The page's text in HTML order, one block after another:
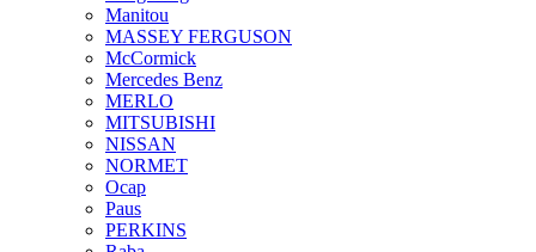
Manitou
MASSEY FERGUSON
McCormick
Mercedes Benz
MERLO
MITSUBISHI
NISSAN
NORMET
Ocap
Paus
PERKINS